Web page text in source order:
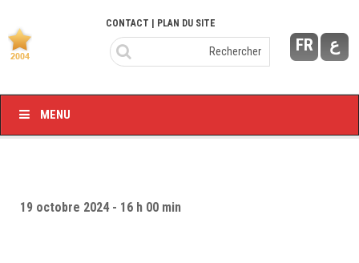
Ligue I – 2020/2021
Ligue I – 2019/2020
–Ligue II-
FR ع
CONTACT | PLAN DU SITE
MENU
19 octobre 2024 - 16 h 00 min